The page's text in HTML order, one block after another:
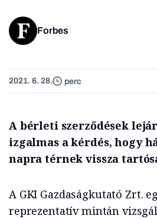
Forbes
2021. 6. 28. perc
A bérleti szerződések
izgalmas a kérdés, hogy
napra térnek vissza
A GKI Gazdaságkutató Zrt.
reprezentatív mintán